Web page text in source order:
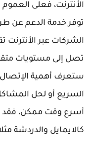
الأنترنت، فعلى
الشركات عبر الأنترنت
تصل إلى مستويات
ستعرف أهمية
السريع أو لحل
أسرع وقت ممكن، فقد
كالايمايل والدردشة